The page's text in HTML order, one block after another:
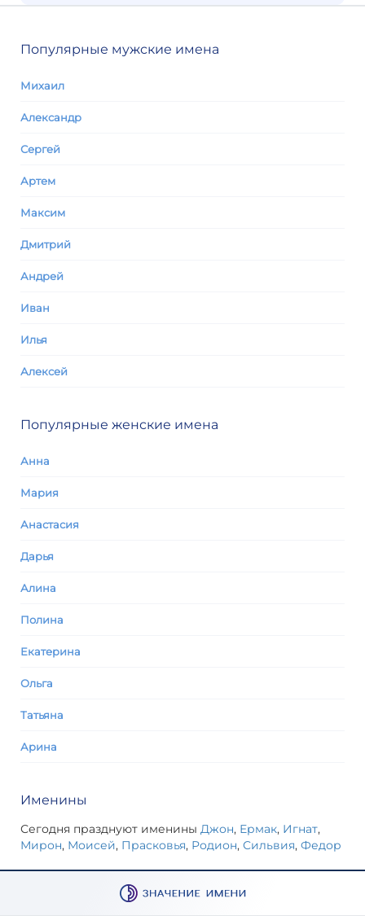
Популярные мужские имена
Михаил
Александр
Сергей
Артем
Максим
Дмитрий
Андрей
Иван
Илья
Алексей
Популярные женские имена
Анна
Мария
Анастасия
Дарья
Алина
Полина
Екатерина
Ольга
Татьяна
Арина
Именины
Сегодня празднуют именины Джон, Ермак, Игнат,
Мирон, Моисей, Прасковья, Родион, Сильвия, Федор